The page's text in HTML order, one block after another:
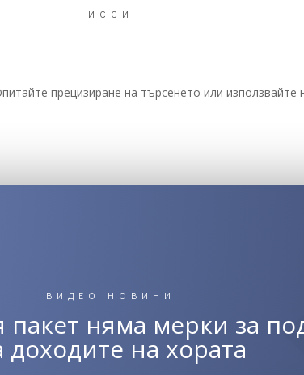
ИССИ
прецизиране на търсенето или използвайте
ВИДЕО НОВИНИ
пакет няма мерки за
доходите на хората